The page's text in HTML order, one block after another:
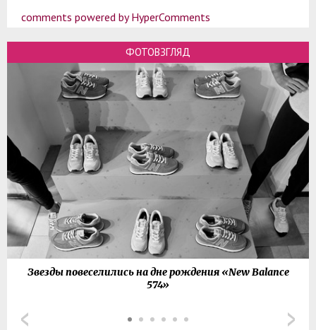
comments powered by HyperComments
ФОТОВЗГЛЯД
Звезды повеселились на дне рождения «New Balance
574»